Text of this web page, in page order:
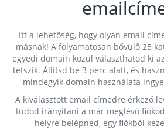
Itt a lehetőség, hogy olyan email
másnak! A folyamatosan bővülő 25
egyedi domain közül választhatod ki
tetszik. Állítsd be 3 perc alatt, és
mindegyik domain használata
A kiválasztott email címedre érkező
tudod irányítani a már meglévő
helyre belépned, egy fiókból